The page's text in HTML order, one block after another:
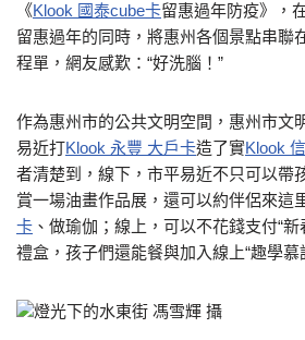
《Klook 國泰cube卡留惠過年防疫》，
留惠過年的同時，將惠州各個景點串聯
程單，網友感歎：“好洗腦！”
作為惠州市的公共文明空間，惠州市文
易近打Klook 永豐 大戶卡造了實Klook
者清楚到，線下，市平易近不只可以帶
賞一場油畫作品展，還可以約伴侶來這
卡 、做瑜伽；線上，可以不花錢支付“
禮盒，孩子們還能餐與加入線上“趣學慕
燈光下的水東街 馮雪輝 攝